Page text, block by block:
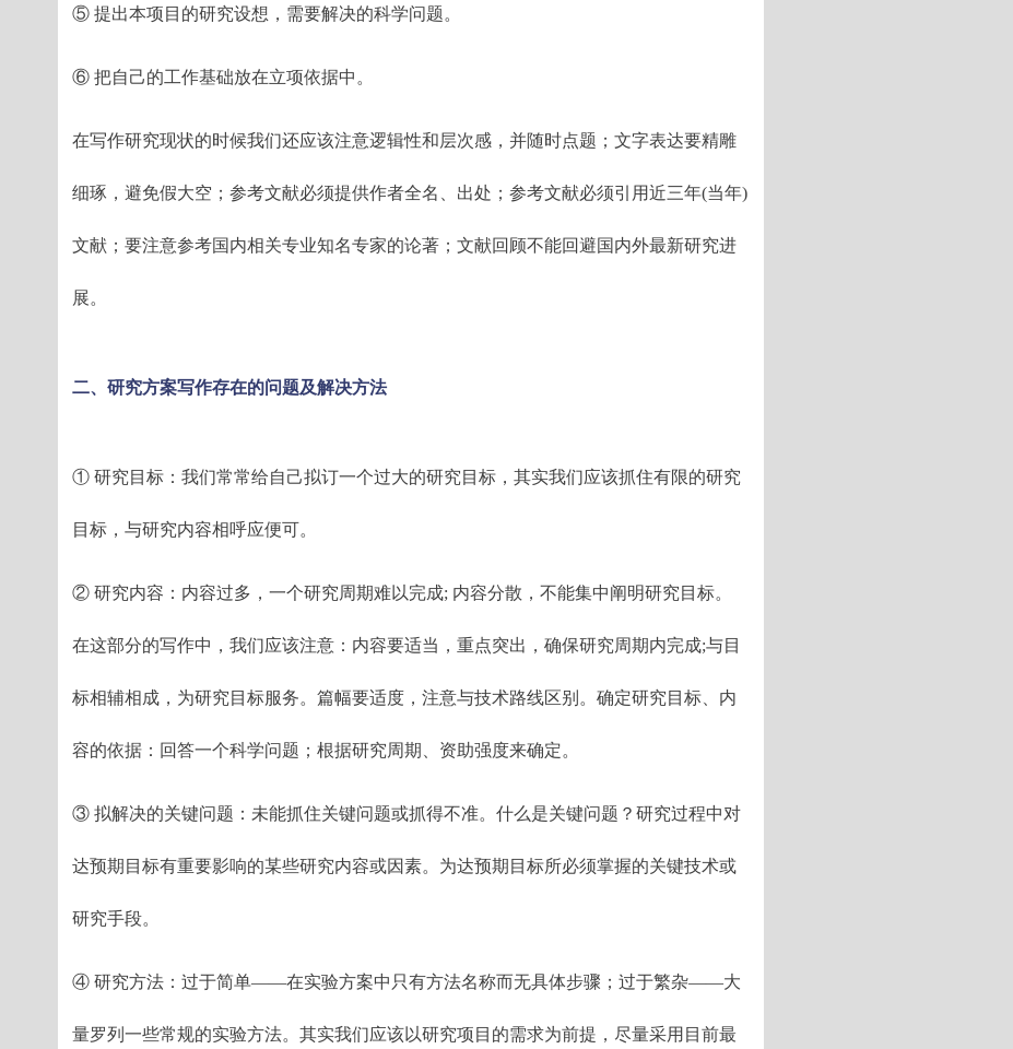
⑤ 提出本项目的研究设想，需要解决的科学问题。
⑥ 把自己的工作基础放在立项依据中。
在写作研究现状的时候我们还应该注意逻辑性和层次感，并随时点题；文字表达要精雕
细琢，避免假大空；参考文献必须提供作者全名、出处；参考文献必须引用近三年(当年)
文献；要注意参考国内相关专业知名专家的论著；文献回顾不能回避国内外最新研究进
展。
二、研究方案写作存在的问题及解决方法
① 研究目标：我们常常给自己拟订一个过大的研究目标，其实我们应该抓住有限的研究
目标，与研究内容相呼应便可。
② 研究内容：内容过多，一个研究周期难以完成; 内容分散，不能集中阐明研究目标。
在这部分的写作中，我们应该注意：内容要适当，重点突出，确保研究周期内完成;与目
标相辅相成，为研究目标服务。篇幅要适度，注意与技术路线区别。确定研究目标、内
容的依据：回答一个科学问题；根据研究周期、资助强度来确定。
③ 拟解决的关键问题：未能抓住关键问题或抓得不准。什么是关键问题？研究过程中对
达预期目标有重要影响的某些研究内容或因素。为达预期目标所必须掌握的关键技术或
研究手段。
④ 研究方法：过于简单——在实验方案中只有方法名称而无具体步骤；过于繁杂——大
量罗列一些常规的实验方法。其实我们应该以研究项目的需求为前提，尽量采用目前最